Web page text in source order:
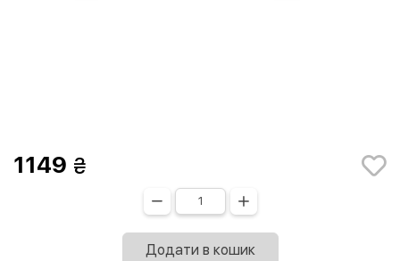
1149
Додати в кошик